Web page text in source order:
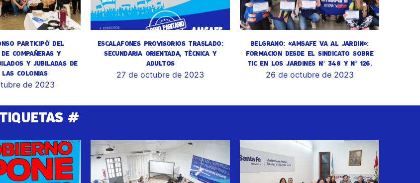
PARTICIPÓ DEL
COMPAÑERAS Y
Y JUBILADAS DE
COLONIAS
de 2023
ESCALAFONES PROVISORIOS TRASLADO:
SECUNDARIA ORIENTADA, TÉCNICA Y
ADULTOS
27 de octubre de 2023
BELGRANO: «AMSAFE VA AL JARDIN»:
FORMACION DESDE EL SINDICATO SOBRE
TIC EN LOS JARDINES Nº 348 Y Nº 126.
26 de octubre de 2023
#